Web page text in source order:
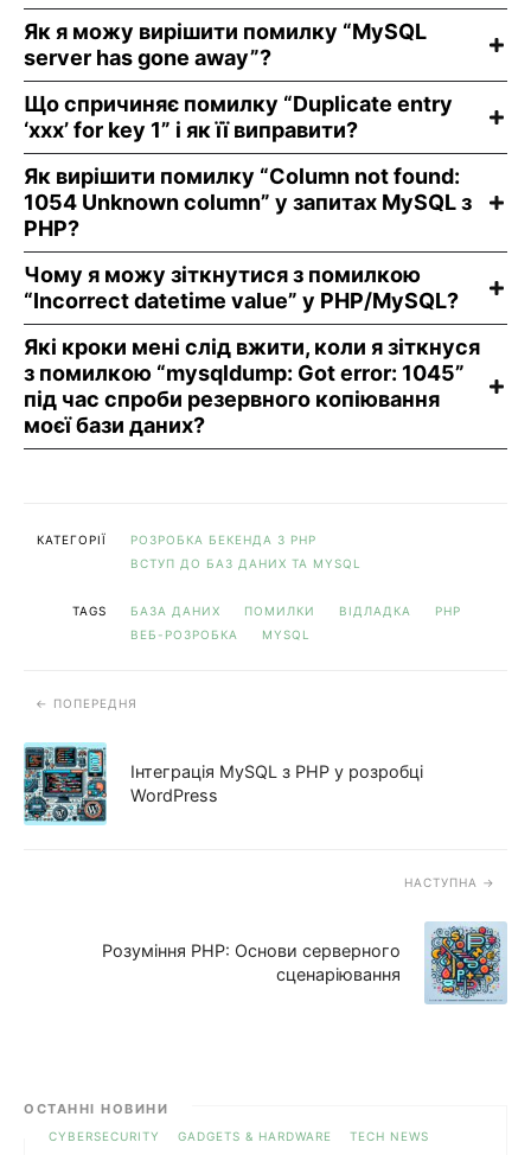
Як я можу вирішити помилку “MySQL
server has gone away”?
Що спричиняє помилку “Duplicate entry
‘xxx’ for key 1” і як її виправити?
Як вирішити помилку “Column not found:
1054 Unknown column” у запитах MySQL з
PHP?
Чому я можу зіткнутися з помилкою
“Incorrect datetime value” у PHP/MySQL?
Які кроки мені слід вжити, коли я зіткнуся
з помилкою “mysqldump: Got error: 1045”
під час спроби резервного копіювання
моєї бази даних?
КАТЕГОРІЇ
РОЗРОБКА БЕКЕНДА З PHP
ВСТУП ДО БАЗ ДАНИХ ТА MYSQL
TAGS БАЗА ДАНИХ ПОМИЛКИ ВІДЛАДКА
PHP
ВЕБ-РОЗРОБКА
MYSQL
ПОПЕРЕДНЯ
Інтеграція MySQL з PHP у розробці
WordPress
НАСТУПНА
Розуміння PHP: Основи серверного
сценаріювання
ОСТАННІ НОВИНИ
CYBERSECURITY GADGETS & HARDWARE TECH NEWS